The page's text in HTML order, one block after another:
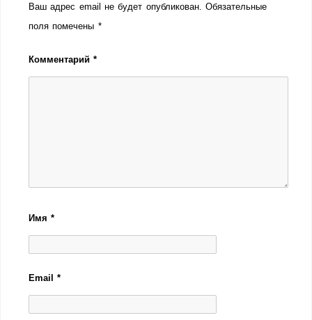
Ваш адрес email не будет опубликован. Обязательные
поля помечены *
Комментарий*
Имя*
Email*